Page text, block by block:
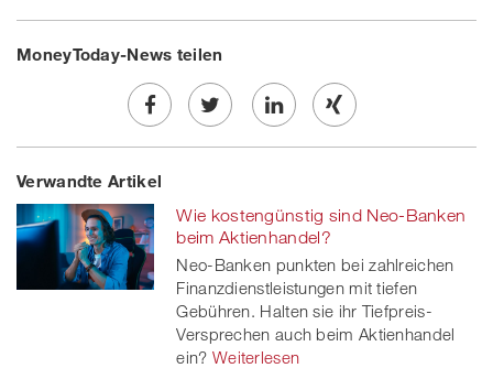
MoneyToday-News teilen
Share
on
Facebook
Twe
on
twitt
er
Share
linkedin
Share
Xing
Verwandte Artikel
Wie kostengünstig sind Neo-Banken
beim Aktienhandel?
Neo-Banken punkten bei zahlreichen
Finanzdienstleistungen mit tiefen
Gebühren. Halten sie ihr Tiefpreis-
Versprechen auch beim Aktienhandel
ein? Weiterlesen